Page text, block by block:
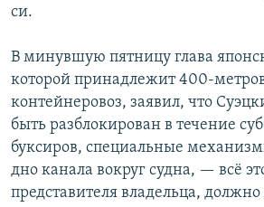
си.
В минувшую пятницу глава
которой принадлежит 400-
контейнеровоз, заявил, что
быть разблокирован в течение
буксиров, специальные
дно канала вокруг судна, — всё
представителя владельца, должно